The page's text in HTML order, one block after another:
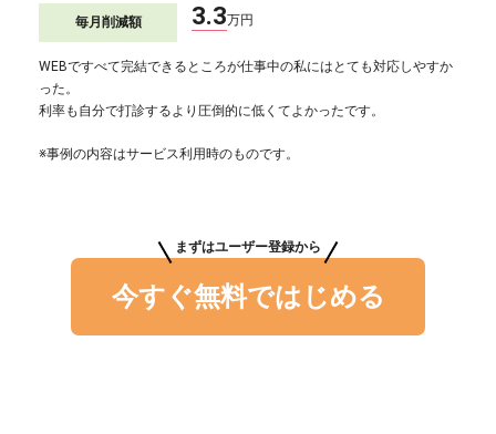
毎月削減額 3.3万円
WEBですべて完結できるところが仕事中の私にはとても対応しやすか
った。
利率も自分で打診するより圧倒的に低くてよかったです。
※事例の内容はサービス利用時のものです。
まずはユーザー登録から
今すぐ無料ではじめる